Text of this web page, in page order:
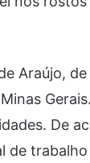
Araújo,
De
de